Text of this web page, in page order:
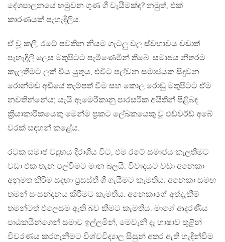
දේශපාලනයේ හමුවන ගුණ ගී වැයීමක්ද? නමුත්, එක්
කාරණයක් පැහැදිලිය.
ඒ වූ කලී, රටේ පවතින නියම ගැටලු වල ස්වභාවය වඩාත්
පැහැදිලි ලෙස මතුපිටට පැමිණෙමින් තිබේ. සමාජය නිතරම
කැලතීමට ලක් විය යුතුය, එවිට පල්වන සමාජයක සිදුවන
රොන්මඩ අඩියේ තැම්පත් වීම සහ කොල රොඩු මතුපිටට ඒම
නවතින්නේය; යැයි ඇමෙරිකානු පාරසරික අයිතීන් පිළිබඳ
ක්‍රියාකාරිකයෙකු මෙන්ම ප්‍රකට ලේඛකයෙකු වූ එඩ්වර්ඩ් අබේ
වරක් සඳහන් කළේය.
රටක සමාජ ව්‍යුහය දිරාගිය විට, එම රටේ සමාජය කැලතීමට
වඩා එක තැන පල්වීමට මාන බලයි. විවාදයට වඩා අනෙකා
අනුමත කිරීම සඳහා ප්‍රසස්ති ගී ගැයීමට කැමතිය. අනෙකා සමඟ
තමන් සංසන්දනය කිරීමට කැමතිය. අනෙකාගේ අත්දැකීම්
තමන්ටත් එලෙසම ඇති බව කිමට කැමතිය. මාගේ ආදරණීය
පාඨකයින්ගෙන් සමාව ඉල්ලමින්, මෙවැනි දෑ භාෂාව තුළින්
විවරණය කරගැනීමට විශ්වවිද්‍යාල සිසුන් අතර ඇති හැඳින්වීම